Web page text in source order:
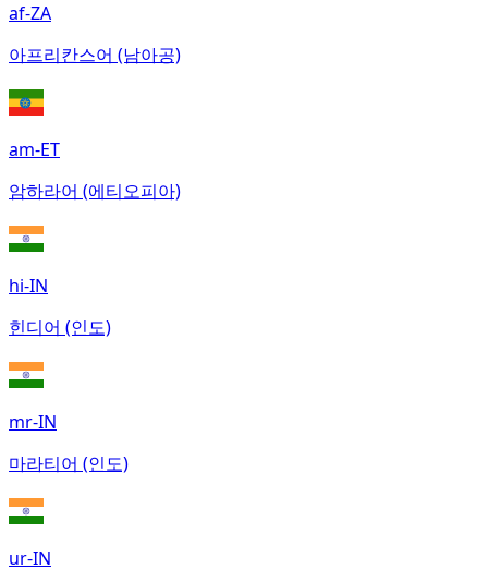
af-ZA
아프리칸스어 (남아공)
am-ET
암하라어 (에티오피아)
hi-IN
힌디어 (인도)
mr-IN
마라티어 (인도)
ur-IN